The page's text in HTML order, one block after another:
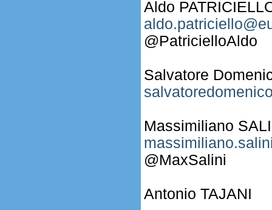
Aldo
@PatricielloAldo
Salvatore
Massimiliano
@MaxSalini
Antonio TAJANI